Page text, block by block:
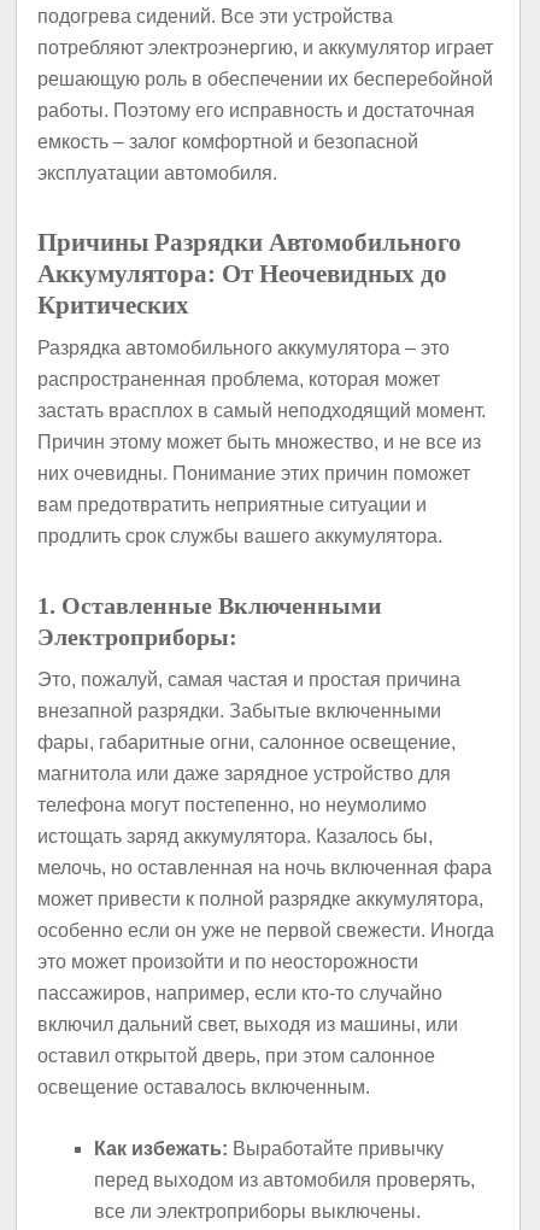
подогрева сидений. Все эти устройства
потребляют электроэнергию, и аккумулятор играет
решающую роль в обеспечении их бесперебойной
работы. Поэтому его исправность и достаточная
емкость – залог комфортной и безопасной
эксплуатации автомобиля.
Причины Разрядки Автомобильного
Аккумулятора: От Неочевидных до
Критических
Разрядка автомобильного аккумулятора – это
распространенная проблема, которая может
застать врасплох в самый неподходящий момент.
Причин этому может быть множество, и не все из
них очевидны. Понимание этих причин поможет
вам предотвратить неприятные ситуации и
продлить срок службы вашего аккумулятора.
1. Оставленные Включенными
Электроприборы:
Это, пожалуй, самая частая и простая причина
внезапной разрядки. Забытые включенными
фары, габаритные огни, салонное освещение,
магнитола или даже зарядное устройство для
телефона могут постепенно, но неумолимо
истощать заряд аккумулятора. Казалось бы,
мелочь, но оставленная на ночь включенная фара
может привести к полной разрядке аккумулятора,
особенно если он уже не первой свежести. Иногда
это может произойти и по неосторожности
пассажиров, например, если кто-то случайно
включил дальний свет, выходя из машины, или
оставил открытой дверь, при этом салонное
освещение оставалось включенным.
Как избежать: Выработайте привычку
перед выходом из автомобиля проверять,
все ли электроприборы выключены.